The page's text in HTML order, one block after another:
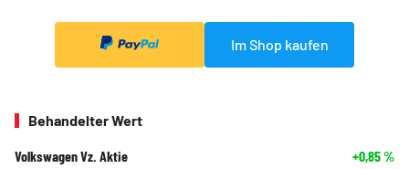
Im Shop kaufen
Behandelter Wert
Volkswagen Vz. Aktie +0,85%